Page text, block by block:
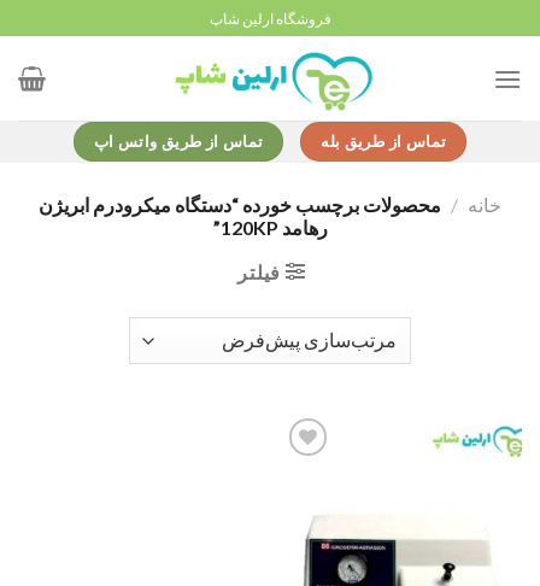
to
content
فروشگاه ارلین شاپ
تماس از طریق بله تماس از طریق واتس اپ
خانه / محصولات برچسب خورده “دستگاه میکرودرم ابریژن
رهامد 120KP”
فیلتر
Add to
wishlist